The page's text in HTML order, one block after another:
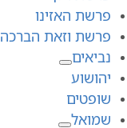
פרשת האזינו
פרשת וזאת הברכה
נביאים
יהושוע
שופטים
שמואל